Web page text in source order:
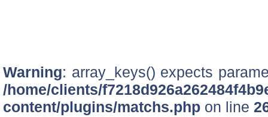
Warning: array_keys() expects
/home/clients/
content/plugins/matchs.php on line